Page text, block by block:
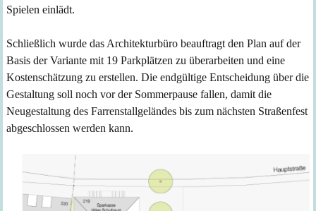
Spielen einlädt.
Schließlich wurde das Architekturbüro beauftragt den Plan auf der
Basis der Variante mit 19 Parkplätzen zu überarbeiten und eine
Kostenschätzung zu erstellen. Die endgültige Entscheidung über die
Gestaltung soll noch vor der Sommerpause fallen, damit die
Neugestaltung des Farrenstallgeländes bis zum nächsten Straßenfest
abgeschlossen werden kann.